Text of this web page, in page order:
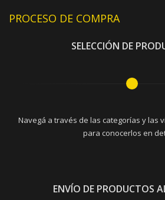
PROCESO DE COMPRA
SELECCIÓN DE
Navegá a través de las categorías y las
para conocerlos en
ENVÍO DE PRODUCTOS